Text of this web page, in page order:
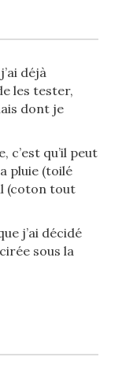
déjà
les tester,
dont je
c’est qu’il peut
pluie (toilé
(coton tout
j’ai décidé
sous la